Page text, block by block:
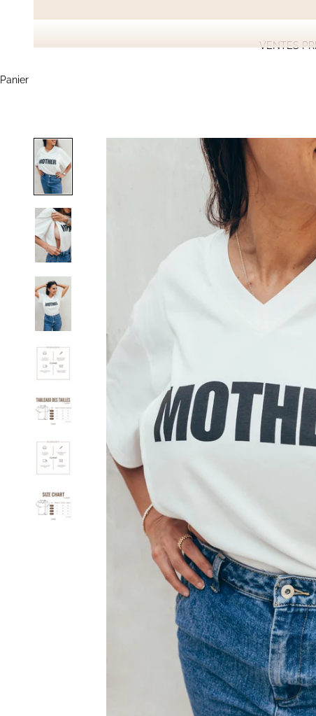
VENTES
Panier